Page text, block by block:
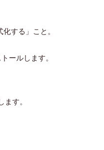
する」こと。
ールします。
す。